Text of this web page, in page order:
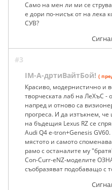
Само на мен ли ми се
е дори по-нисък от на лека
СУВ?
#3
IM-A-дртиВайтБoй! (
Красиво, модернистично и
творческата лаб на ЛеХъС -
напред и отново са
прогреса. И да изтъкнем,
на бъдещия Lexus RZ се
Audi Q4 e-tron+Genesis
мястото и самото
рамо с останалите му
Con-Curr-eNZ-моделите
съобразяват подобаващо с